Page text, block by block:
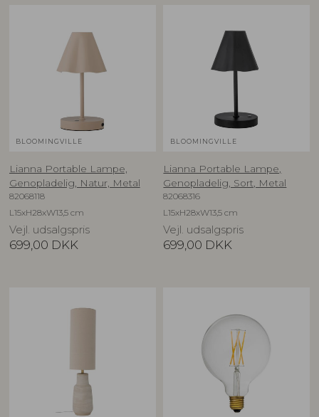
BLOOMINGVILLE
Lianna Portable Lampe,
Genopladelig, Natur, Metal
82068118
L15xH28xW13,5 cm
Vejl. udsalgspris
699,00 DKK
BLOOMINGVILLE
Lianna Portable Lampe,
Genopladelig, Sort, Metal
82068316
L15xH28xW13,5 cm
Vejl. udsalgspris
699,00 DKK